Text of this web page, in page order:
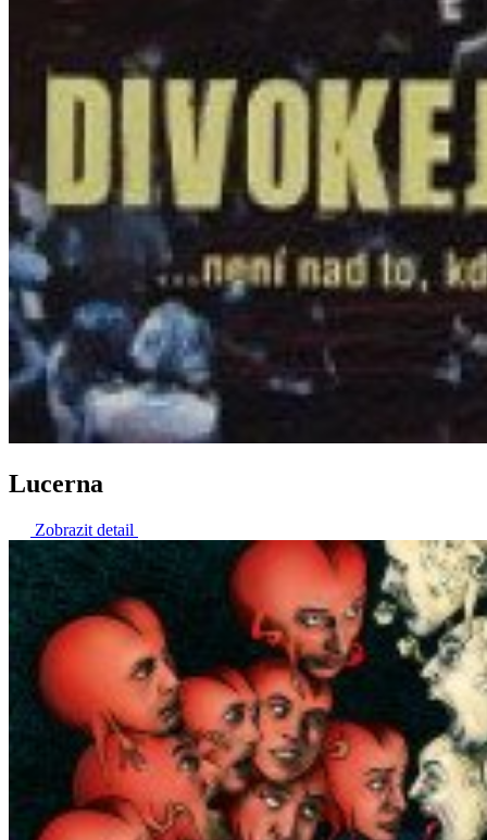
Lucerna
Zobrazit detail